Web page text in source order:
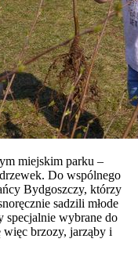
miejskim parku –
Do wspólnego
Bydgoszczy, którzy
sadzili młode
specjalnie wybrane do
brzozy, jarząby i